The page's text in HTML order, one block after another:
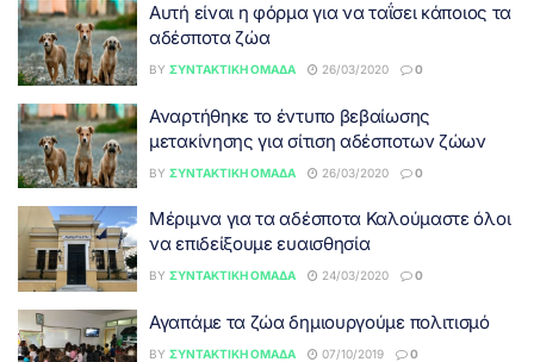
Αυτή είναι η φόρμα για να ταΐσει κάποιος τα
αδέσποτα ζώα
BY ΣΥΝΤΑΚΤΙΚΉ ΟΜΆΔΑ 26/03/2020 0
Αναρτήθηκε το έντυπο βεβαίωσης
μετακίνησης για σίτιση αδέσποτων ζώων
BY ΣΥΝΤΑΚΤΙΚΉ ΟΜΆΔΑ 26/03/2020 0
Μέριμνα για τα αδέσποτα Καλούμαστε όλοι
να επιδείξουμε ευαισθησία
BY ΣΥΝΤΑΚΤΙΚΉ ΟΜΆΔΑ 24/03/2020 0
Αγαπάμε τα ζώα δημιουργούμε πολιτισμό
BY ΣΥΝΤΑΚΤΙΚΉ ΟΜΆΔΑ 07/10/2019 0